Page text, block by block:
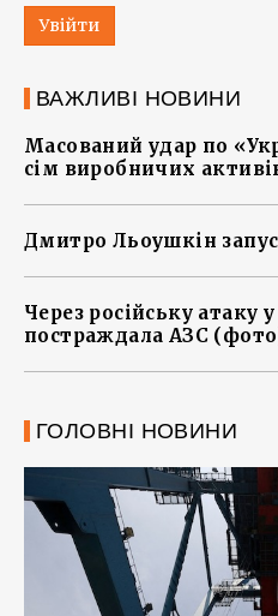
Увійти
ВАЖЛИВІ НОВИНИ
Масований удар по
сім виробничих
Дмитро Льоушкін
Через російську атаку
постраждала АЗС
ГОЛОВНІ НОВИНИ